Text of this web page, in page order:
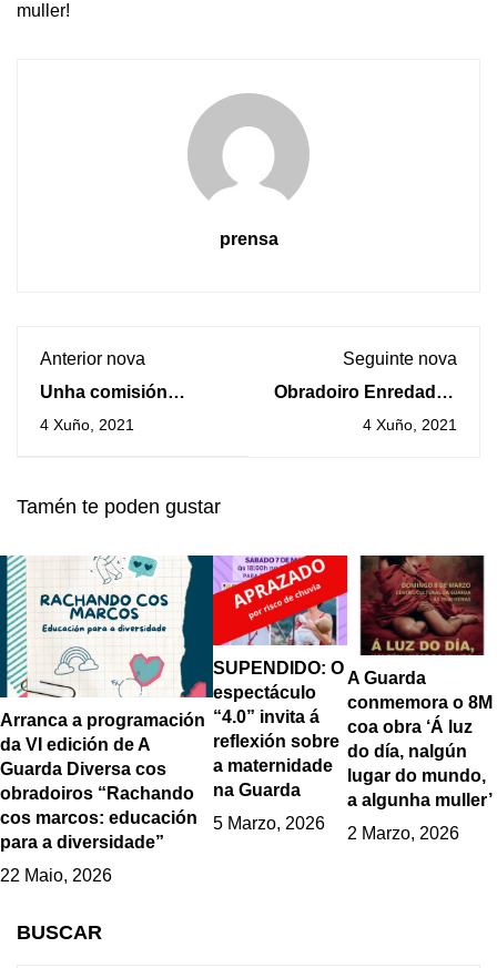
muller!
prensa
Anterior nova
Unha comisión
organizadora prepara
4 Xuño, 2021
Seguinte nova
Obradoiro Enredados
da man da OMIX e da
4 Xuño, 2021
Tamén te poden gustar
Arranca a programación
da VI edición de A
Guarda Diversa cos
obradoiros “Rachando
cos marcos: educación
para a diversidade”
22 Maio, 2026
SUPENDIDO: O
espectáculo
“4.0” invita á
reflexión sobre
a maternidade
na Guarda
5 Marzo, 2026
A Guarda
conmemora o 8M
coa obra ‘Á luz
do día, nalgún
lugar do mundo,
a algunha muller’
2 Marzo, 2026
BUSCAR